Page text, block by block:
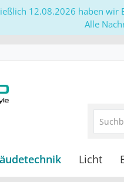
12.08.2026 haben
Alle
Licht